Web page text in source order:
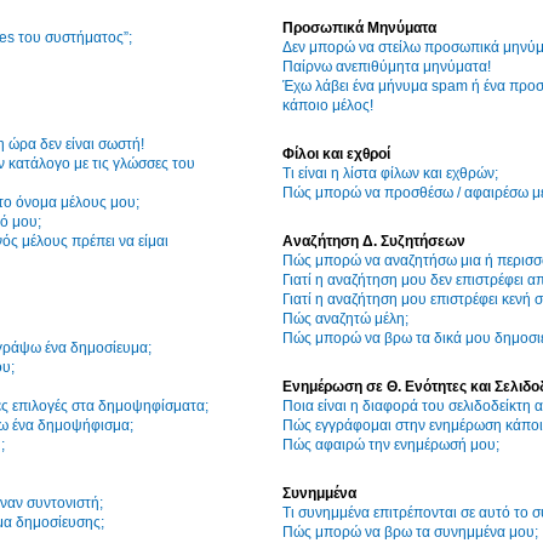
του συστήματος”;
ώρα δεν είναι σωστή!
με τις γλώσσες του
όνομα μέλους μου;
μου;
μέλους πρέπει να είμαι
ένα δημοσίευμα;
επιλογές στα δημοψηφίσματα;
ένα δημοψήφισμα;
συντονιστή;
δημοσίευσης;
Προσωπικά Μηνύματα
Δεν μπορώ να στείλω προσωπικά
Παίρνω ανεπιθύμητα μηνύματα!
Έχω λάβει ένα μήνυμα spam ή ένα
κάποιο μέλος!
Φίλοι και εχθροί
Τι είναι η λίστα φίλων και εχθρών;
Πώς μπορώ να προσθέσω / αφαιρέσω
Αναζήτηση Δ. Συζητήσεων
Πώς μπορώ να αναζητήσω μια ή
Γιατί η αναζήτηση μου δεν επιστρέφει
Γιατί η αναζήτηση μου επιστρέφει κενή
Πώς αναζητώ μέλη;
Πώς μπορώ να βρω τα δικά μου
Ενημέρωση σε Θ. Ενότητες και
Ποια είναι η διαφορά του
Πώς εγγράφομαι στην ενημέρωση
Πώς αφαιρώ την ενημέρωσή μου;
Συνημμένα
Τι συνημμένα επιτρέπονται σε αυτό το
Πώς μπορώ να βρω τα συνημμένα μου;